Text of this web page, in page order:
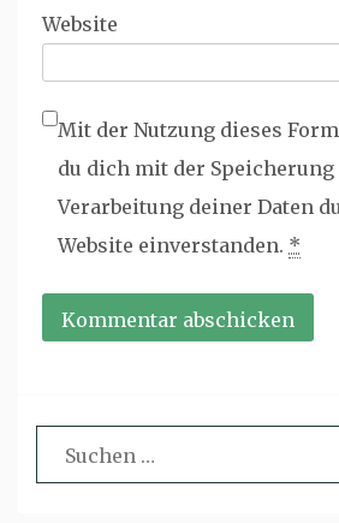
Website
Mit der Nutzung dieses
du dich mit der Speicherung
Verarbeitung deiner Daten
Website einverstanden. *
Suchen
nach: